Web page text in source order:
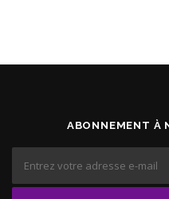
ABONNEMENT À